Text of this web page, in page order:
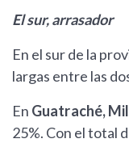
El sur, arrasador
En el sur de la
largas entre las
En Guatraché,
25%. Con el total